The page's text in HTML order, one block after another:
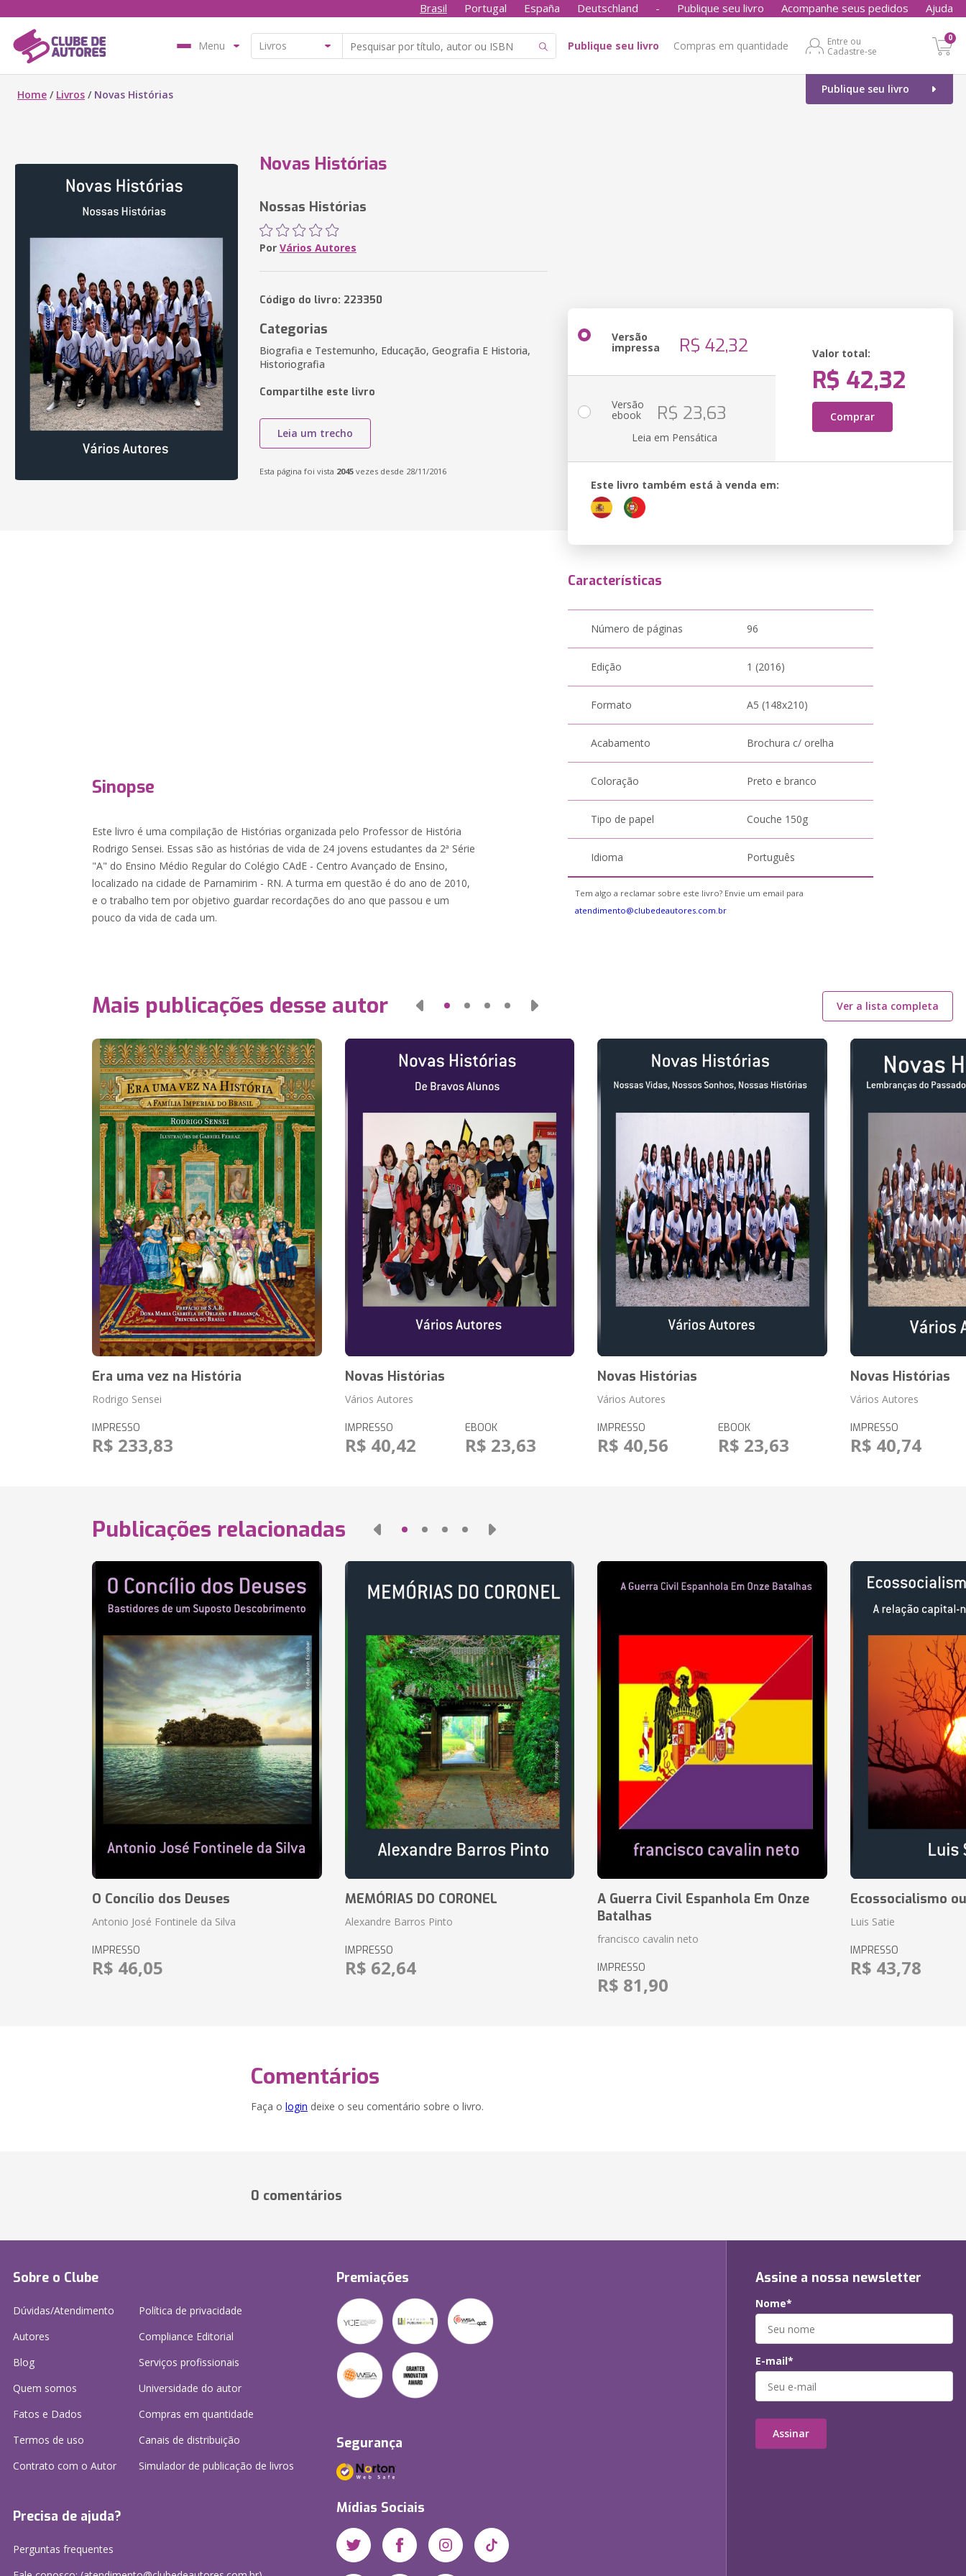
Brasil Portugal España Deutschland - Publique seu livro Acompanhe seus pedidos Ajuda
Menu Publique seu livro Compras em quantidade
Entre ou
Cadastre-se
0
Publique seu livro
Home / Livros / Novas Histórias
Novas Histórias
Nossas Histórias
Por Vários Autores
Código do livro: 223350
Categorias
Biografia e Testemunho, Educação, Geografia E Historia,
Historiografia
Compartilhe este livro
Leia um trecho
Esta página foi vista 2045 vezes desde 28/11/2016
Versão
impressa R$ 42,32 Valor total:
R$ 42,32
Comprar
Versão
ebook R$ 23,63
Leia em Pensática
Este livro também está à venda em:
Sinopse
Este livro é uma compilação de Histórias organizada pelo Professor de História
Rodrigo Sensei. Essas são as histórias de vida de 24 jovens estudantes da 2ª Série
"A" do Ensino Médio Regular do Colégio CAdE - Centro Avançado de Ensino,
localizado na cidade de Parnamirim - RN. A turma em questão é do ano de 2010,
e o trabalho tem por objetivo guardar recordações do ano que passou e um
pouco da vida de cada um.
Características
Número de páginas 96
Edição 1 (2016)
Formato A5 (148x210)
Acabamento Brochura c/ orelha
Coloração Preto e branco
Tipo de papel Couche 150g
Idioma Português
Tem algo a reclamar sobre este livro? Envie um email para
atendimento@clubedeautores.com.br
Mais publicações desse autor Ver a lista completa
Era uma vez na História
Rodrigo Sensei
IMPRESSO
R$ 233,83
Novas Histórias
Vários Autores
IMPRESSO
R$ 40,42
EBOOK
R$ 23,63
Novas Histórias
Vários Autores
IMPRESSO
R$ 40,56
EBOOK
R$ 23,63
Novas Histórias
Vários Autores
IMPRESSO
R$ 40,74
Publicações relacionadas
O Concílio dos Deuses
Antonio José Fontinele da Silva
IMPRESSO
R$ 46,05
MEMÓRIAS DO CORONEL
Alexandre Barros Pinto
IMPRESSO
R$ 62,64
A Guerra Civil Espanhola Em Onze
Batalhas
francisco cavalin neto
IMPRESSO
R$ 81,90
Ecossocialismo
Luis Satie
IMPRESSO
R$ 43,78
Comentários
Faça o login deixe o seu comentário sobre o livro.
0 comentários
Sobre o Clube
Dúvidas/Atendimento
Autores
Blog
Quem somos
Fatos e Dados
Termos de uso
Contrato com o Autor
Política de privacidade
Compliance Editorial
Serviços profissionais
Universidade do autor
Compras em quantidade
Canais de distribuição
Simulador de publicação de livros
Precisa de ajuda?
Perguntas frequentes
Premiações
Segurança
Mídias Sociais
Assine a nossa newsletter
Nome*
E-mail*
Assinar